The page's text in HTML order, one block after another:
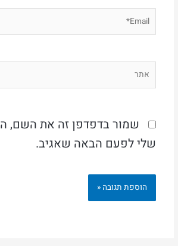
Email*
אתר
שמור בדפדפן זה את השם,
שלי לפעם הבאה שאגיב.